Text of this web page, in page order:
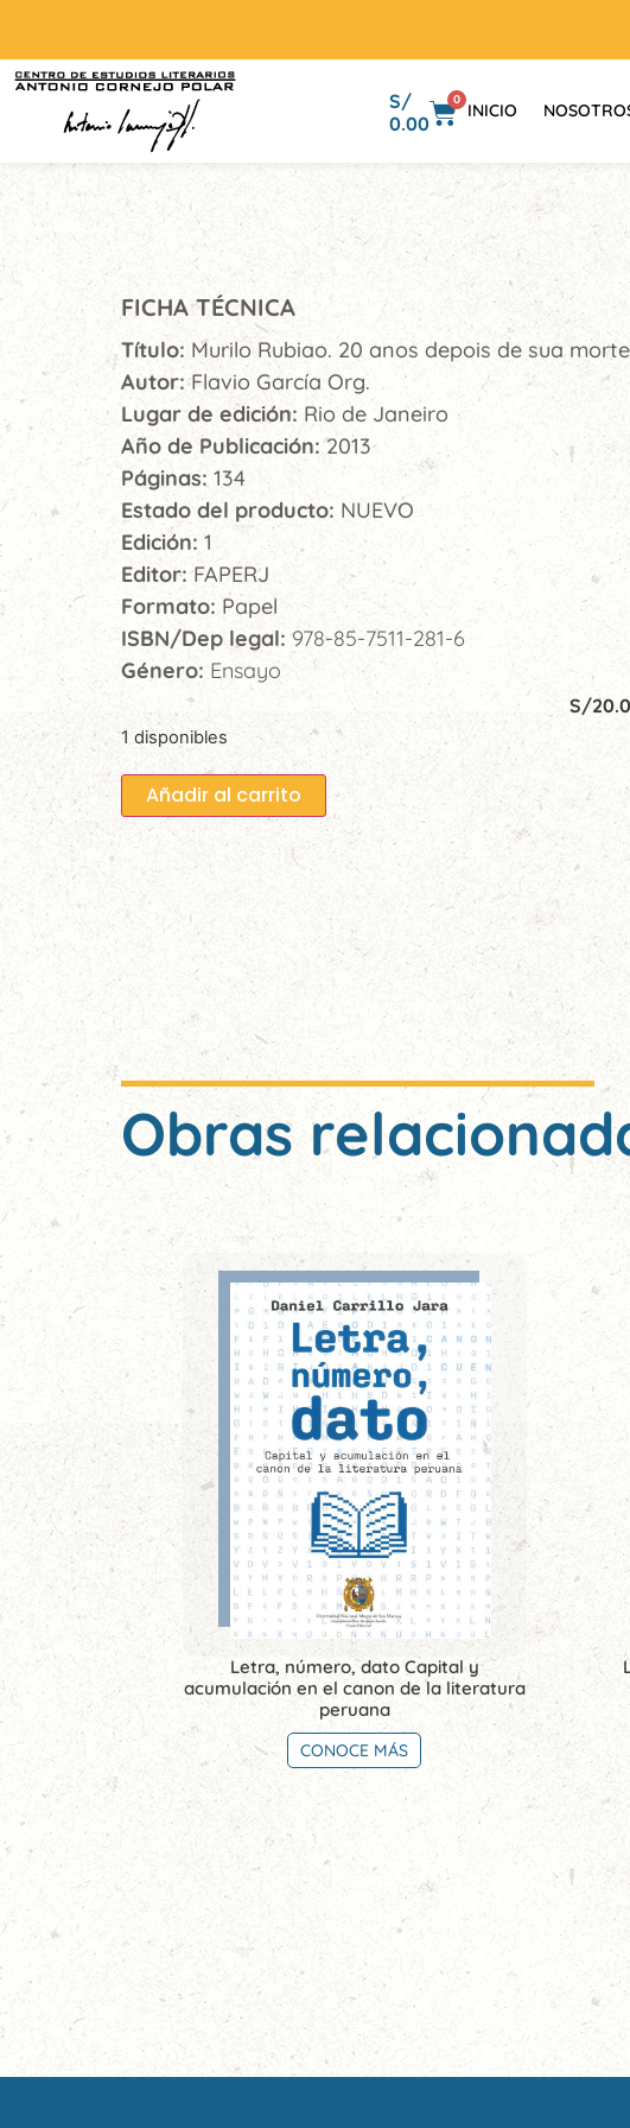
S/
0.00
0
INICIO
FICHA TÉCNICA
Título: Murilo Rubiao. 20 anos depois de sua morte
Autor:Flavio García Org.
Lugar de edición: Rio de Janeiro
Año de Publicación:2013
Páginas: 134
Estado del producto: NUEVO
Edición: 1
Editor:FAPERJ
Formato: Papel
ISBN/Dep legal:978-85-7511-281-6
Género: Ensayo
S/
1 disponibles
Añadir al carrito
Obras
Letra, número, dato Capital y
acumulación en el canon de la literatura
peruana
CONOCE MÁS